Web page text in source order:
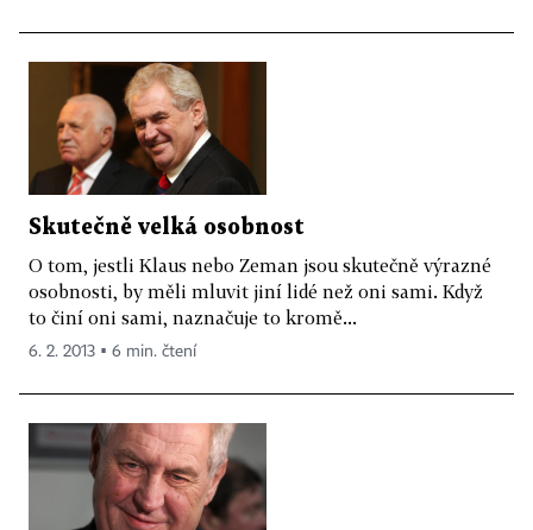
Skutečně velká osobnost
O tom, jestli Klaus nebo Zeman jsou skutečně výrazné
osobnosti, by měli mluvit jiní lidé než oni sami. Když
to činí oni sami, naznačuje to kromě...
6. 2. 2013 ▪ 6 min. čtení